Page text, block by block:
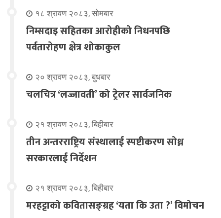
१८ श्रावण २०८३, सोमबार
निम्सदाइ सहितका आरोहीको निधनपछि
पर्वतारोहण क्षेत्र शोकाकुल
२० श्रावण २०८३, बुधबार
चलचित्र ‘लज्जावती’ को ट्रेलर सार्वजनिक
२१ श्रावण २०८३, बिहीबार
तीन अन्तरराष्ट्रिय संस्थालाई स्पष्टीकरण सोध्न
सरकारलाई निर्देशन
२१ श्रावण २०८३, बिहीबार
मरहट्टाको कवितासङ्ग्रह ‘यता कि उता ?’ विमोचन